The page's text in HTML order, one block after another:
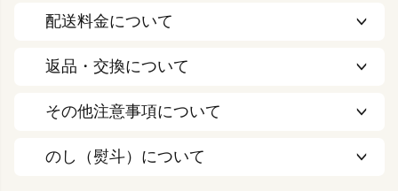
配送料金について
返品・交換について
その他注意事項について
のし（熨斗）について